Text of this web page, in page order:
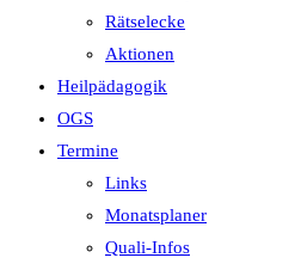
Rätselecke
Aktionen
Heilpädagogik
OGS
Termine
Links
Monatsplaner
Quali-Infos